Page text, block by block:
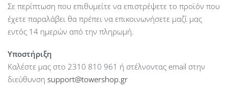
Σε περίπτωση που επιθυμείτε να επιστρέψετε το προϊόν που
έχετε παραλάβει θα πρέπει να επικοινωνήσετε μαζί μας
εντός 14 ημερών από την πληρωμή.
Υποστήριξη
Καλέστε μας στο 2310 810 961 ή στέλνοντας email στην
διεύθυνση support@towershop.gr